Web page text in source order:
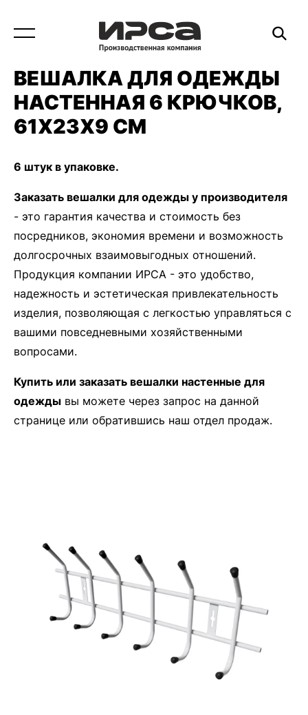
ВЕШАЛКА ДЛЯ ОДЕЖДЫ
НАСТЕННАЯ 6 КРЮЧКОВ,
61Х23Х9 СМ
6 штук в упаковке.
Заказать вешалки для одежды у производителя
- это гарантия качества и стоимость без
посредников, экономия времени и возможность
долгосрочных взаимовыгодных отношений.
Продукция компании ИРСА - это удобство,
надежность и эстетическая привлекательность
изделия, позволяющая с легкостью управляться с
вашими повседневными хозяйственными
вопросами.
Купить или заказать вешалки настенные для
одежды вы можете через запрос на данной
странице или обратившись наш отдел продаж.